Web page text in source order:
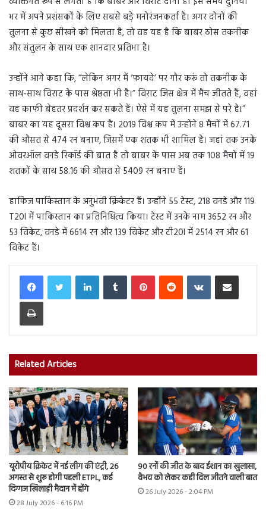
भर में अपने प्रशंसकों के लिए सबसे बड़े मनोरंजनकर्ता हैं। अगर दोनों की
तुलना से कुछ सीखने को मिलता है, तो वह यह है कि बाबर ठोस तकनीक
और संतुलन के साथ एक शानदार प्रतिभा है।
उन्होंने आगे कहा कि, “लेकिन अगर मैं ‘फायदे’ पर गौर करूं तो तकनीक के
साथ-साथ विराट के पास श्रेष्ठता भी है।” विराट जिस क्षेत्र में मैच जीतते हैं, वहां
वह काफी बेहतर प्रदर्शन कर सकते हैं। ऐसे में यह तुलना समझ से परे है।”
बाबर का यह दूसरा विश्व कप है। 2019 विश्व कप में उन्होंने 8 मैचों में 67.71
की औसत से 474 रन बनाए, जिसमें एक शतक भी शामिल है। जहां तक ​​उनके
ओवरऑल वनडे रिकॉर्ड की बात है तो बाबर के पास अब तक 108 मैचों में 19
शतकों के साथ 58.16 की औसत से 5409 रन बनाए हैं।
हाफिज पाकिस्तान के अनुभवी क्रिकेटर हैं। उन्होंने 55 टेस्ट, 218 वनडे और 119
T20I में पाकिस्तान का प्रतिनिधित्व किया। टेस्ट में उनके नाम 3652 रन और
53 विकेट, वनडे में 6614 रन और 139 विकेट और टी20I में 2514 रन और 61
विकेट हैं।
LinkedInTumblr PinterestReddit VKontakteShare via Email
Print
Related Articles
यूरोपीय क्रिकेट में नई लीग की एंट्री, 26
अगस्त से शुरू होगी पहली ETPL, कई
दिग्गज खिलाड़ी मैदान में होंगे
28 July 2026 - 6:16 PM
90 रनों की जीत के बाद ईशान का खुलासा,
वैभव को लेकर कही दिल जीतने वाली बात
26 July 2026 - 2:04 PM